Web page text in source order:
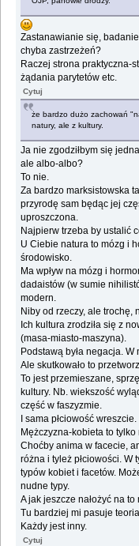
Zastanawianie się,
chyba zastrzeżeń?
Raczej strona praktyczna-
żądania parytetów etc.
Cytuj
że bardzo dużo zachowań
natury, ale z kultury.
Ja nie zgodziłbym się
ale albo-albo?
To nie.
Za bardzo marksistowska
przyrodę sam będąc jej
uproszczona.
Najpierw trzeba by ustalić
U Ciebie natura to mózg i
środowisko.
Ma wpływ na mózg i
dadaistów (w sumie
modern.
Niby od rzeczy, ale trochę,
Ich kultura zrodziła się z
(masa-miasto-maszyna).
Podstawą była negacja.
Ale skutkowało to
To jest przemieszane,
kultury. Nb. wiekszość
część w faszyzmie.
I sama płciowość wreszcie.
Mężczyzna-kobieta to
Choćby anima w facecie,
różna i tyleż płciowości. W
typów kobiet i facetów.
nudne typy.
A jak jeszcze nałożyć na
Tu bardziej mi pasuje
Każdy jest inny.
Cytuj